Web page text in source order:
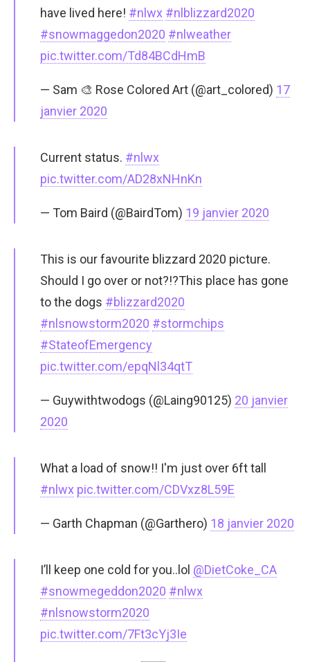
have lived here! #nlwx #nlblizzard2020
#snowmaggedon2020 #nlweather
pic.twitter.com/Td84BCdHmB
— Sam 🎨 Rose Colored Art (@art_colored) 17
janvier 2020
Current status. #nlwx
pic.twitter.com/AD28xNHnKn
— Tom Baird (@BairdTom) 19 janvier 2020
This is our favourite blizzard 2020 picture.
Should I go over or not?!?This place has gone
to the dogs #blizzard2020
#nlsnowstorm2020 #stormchips
#StateofEmergency
pic.twitter.com/epqNl34qtT
— Guywithtwodogs (@Laing90125) 20 janvier
2020
What a load of snow!! I'm just over 6ft tall
#nlwx pic.twitter.com/CDVxz8L59E
— Garth Chapman (@Garthero) 18 janvier 2020
I’ll keep one cold for you..lol @DietCoke_CA
#snowmegeddon2020 #nlwx
#nlsnowstorm2020
pic.twitter.com/7Ft3cYj3Ie